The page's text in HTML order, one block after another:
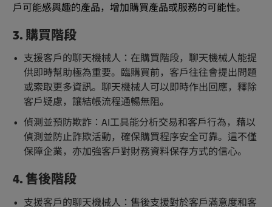
戶可能感興趣的產品，增加購買產品或服務的可能性。
3. 購買階段
支援客戶的聊天機械人：在購買階段，聊天機械人能提
供即時幫助極為重要。臨購買前，客戶往往會提出問題
或索取更多資訊。聊天機械人可以即時作出回應，釋除
客戶疑慮，讓結帳流程通暢無阻。
偵測並預防欺詐：AI工具能分析交易和客戶行為，藉以
偵測並防止詐欺活動，確保購買程序安全可靠。這不僅
保障企業，亦加強客戶對財務資料保存方式的信心。
4. 售後階段
支援客戶的聊天機械人：售後支援對於客戶滿意度和客